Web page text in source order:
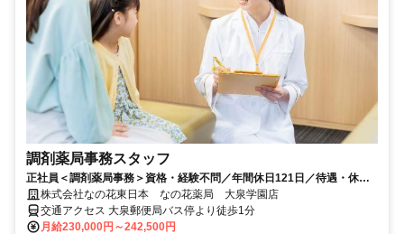
調剤薬局事務スタッフ
正社員＜調剤薬局事務＞資格・経験不問／年間休日121日／待遇・休暇
充実／20～40代女性活躍中
株式会社なの花東日本 なの花薬局 大泉学園店
交通アクセス 大泉郵便局バス停より徒歩1分
月給230,000円～242,500円